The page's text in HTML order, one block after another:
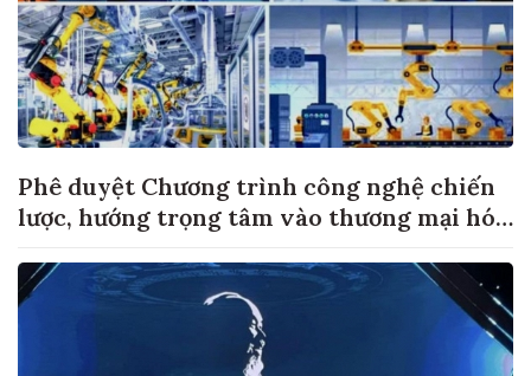
Phê duyệt Chương trình công nghệ chiến
lược, hướng trọng tâm vào thương mại hóa